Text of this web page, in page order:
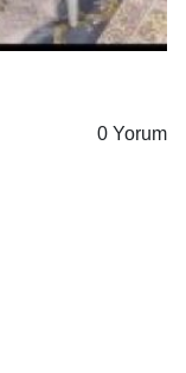
0 Yorum